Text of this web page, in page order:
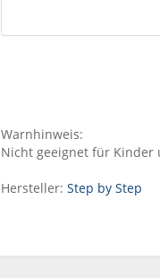
Warnhinweis:
Nicht geeignet für Kinder
Hersteller: Step by Step